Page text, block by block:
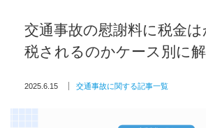
交通事故の慰謝料に税金
税されるのかケース別に
2025.6.15 交通事故に関する記事一覧